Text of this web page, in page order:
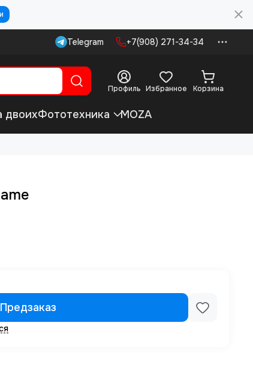
Telegram +7(908) 271-34-34
Профиль Избранное Корзина
двоихФототехника MOZA
Предзаказ